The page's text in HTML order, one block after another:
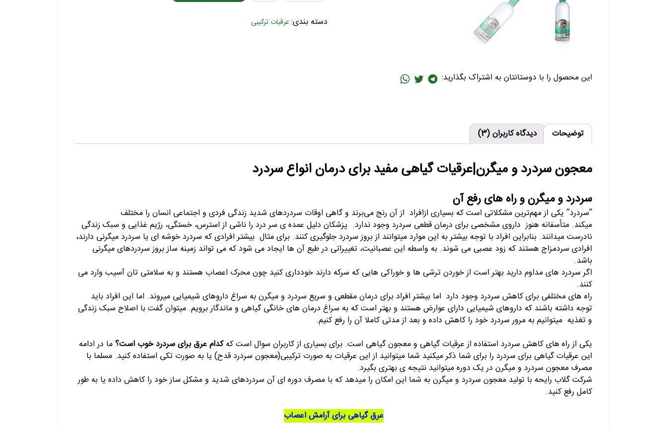
این محصول را با دوستانتان به اشتراک بگذارید:
دسته بندی: عرقیات ترکیبی
توضیحات دیدگاه کاربران (3)
معجون سردرد و میگرن|عرقیات گیاهی مفید برای درمان انواع سردرد
سردرد و میگرن و راه های رفع آن
“سردرد” یکی از مهم‌ترین مشکلاتی است که بسیاری ازافراد از آن رنج می‌برند و گاهی اوقات سردردهای شدید زندگی فردی و اجتماعی انسان را مختلف
میکند. متأسفانه هنوز داروی مشخصی برای درمان قطعی سردرد وجود ندارد. پزشکان دلیل عمده ی سر درد را ناشی از استرس، خستگی، رژیم غذایی و سبک زندگی
نادرست میدانند. بنابراین افراد با توجه بیشتر به این موارد میتوانند از بروز سردرد جلوگیری کنند. برای مثال بیشتر افرادی که سردرد خوشه ای یا سردرد میگرنی دارند،
افرادی سردمزاج هستند که زود عصبی می شوند. به واسطه این عصبانیت، تغییراتی در طبع آن ها ایجاد می شود که می تواند زمینه ساز بروز سردردهای میگرنی
باشد.
اگر سردرد های مداوم دارید بهتر است از خوردن ترشی ها و خوراکی هایی که سرکه دارند خودداری کنید چون محرک اعصاب هستند و به سلامتی تان آسیب وارد می
کنند.
راه های مختلفی برای کاهش سردرد وجود دارد اما بیشتر افراد برای درمان مقطعی و سریع سردرد و میگرن به سراغ داروهای شیمیایی میروند. اما این افراد باید
توجه داشته باشند که داروهای شیمیایی دارای عوارض هستند و بهتر است که به سراغ درمان های خانگی گیاهی و ماندگار برویم. میتوان گفت با اصلاح سبک زندگی
و تغذیه میتوانیم به مرور سردرد خود را کاهش داده و بعد از مدتی کاملا آن را رفع کنیم.
یکی از راه های کاهش سردرد استفاده از عرقیات گیاهی و معجون گیاهی است. برای بسیاری از کاربران سوال است کهکدام عرق برای سردرد خوب است؟ما در ادامه
این عرقیات گیاهی برای سردرد را برای شما ذکر میکنید شما میتوانید از این عرقیات به صورت ترکیبی(معجون سردرد قدح) یا به صورت تکی استفاده کنید. مسلما با
مصرف معجون سردرد و میگرن در یک دوره میتوانید نتیجه ی بهتری بگیرد.
شرکت گلاب رایحه با تولید معجون سردرد و میگرن به شما این امکان را میدهد که با مصرف دوره ای آن سردردهای شدید و مشکل ساز خود را کاهش داده یا به طور
کامل رفع کنید.
عرق گیاهی برای آرامش اعصاب